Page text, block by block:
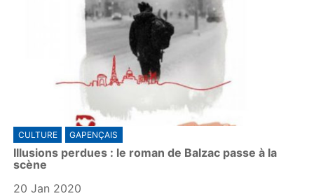
CULTURE GAPENÇAIS
Illusions perdues : le roman de Balzac passe à la
scène
20 Jan 2020